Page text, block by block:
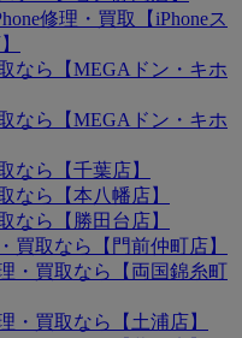
修理・買取【iPhoneス
なら【MEGAドン・キホ
なら【MEGAドン・キホ
なら【千葉店】
なら【本八幡店】
なら【勝田台店】
買取なら【門前仲町店】
・買取なら【両国錦糸町
・買取なら【土浦店】